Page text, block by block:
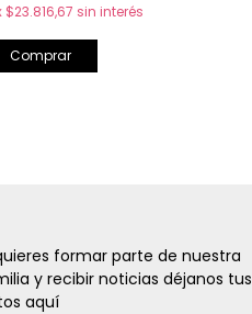
$23.816,67 sin interés
Comprar
formar parte de nuestra
y recibir noticias déjanos tus
aquí